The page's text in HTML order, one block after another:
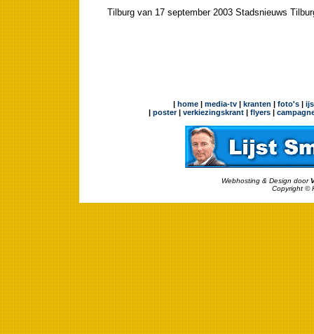
Tilburg van 17 september 2003 Stadsnieuws
| home| media-tv| kranten | foto's|
| poster| verkiezingskrant | flyers |
Webhosting & Design door
Copyright ©